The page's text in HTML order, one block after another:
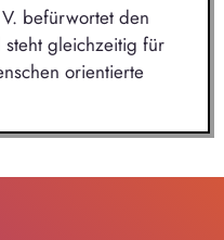
befürwortet den
steht gleichzeitig für
orientierte